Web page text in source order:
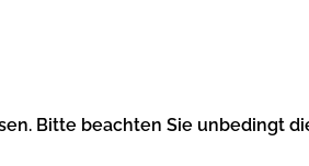
Bitte beachten Sie unbedingt